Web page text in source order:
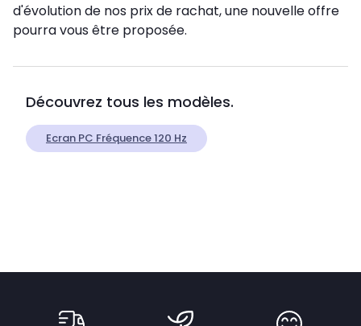
d'évolution de nos prix de rachat, une nouvelle offre
pourra vous être proposée.
Découvrez tous les modèles.
Ecran PC Fréquence 120 Hz